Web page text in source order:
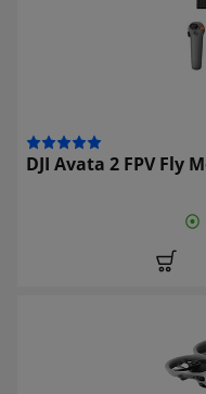
DJI Avata 2 FPV Fly